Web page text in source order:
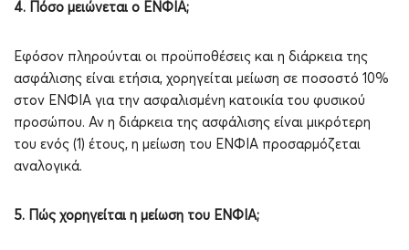
4. Πόσο μειώνεται ο ΕΝΦΙΑ;
Εφόσον πληρούνται οι προϋποθέσεις και η διάρκεια της
ασφάλισης είναι ετήσια, χορηγείται μείωση σε ποσοστό 10%
στον ΕΝΦΙΑ για την ασφαλισμένη κατοικία του φυσικού
προσώπου. Αν η διάρκεια της ασφάλισης είναι μικρότερη
του ενός (1) έτους, η μείωση του ΕΝΦΙΑ προσαρμόζεται
αναλογικά.
5. Πώς χορηγείται η μείωση του ΕΝΦΙΑ;